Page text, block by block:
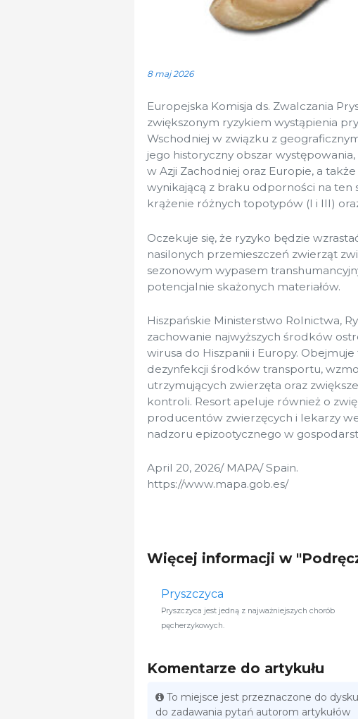
8 maj 2026
Europejska Komisja ds. Zwalczania
zwiększonym ryzykiem wystąpienia
Wschodniej w związku z
jego historyczny obszar
w Azji Zachodniej oraz Europie, a
wynikającą z braku odporności na
krążenie różnych topotypów (I i III)
Oczekuje się, że ryzyko będzie
nasilonych przemieszczeń zwierząt
sezonowym wypasem
potencjalnie skażonych materiałów.
Hiszpańskie Ministerstwo Rolnictwa,
zachowanie najwyższych środków
wirusa do Hiszpanii i Europy.
dezynfekcji środków transportu,
utrzymujących zwierzęta oraz
kontroli. Resort apeluje również o
producentów zwierzęcych i lekarzy
nadzoru epizootycznego w
April 20, 2026/ MAPA/ Spain.
https://www.mapa.gob.es/
Więcej informacji w
Pryszczyca
Pryszczyca jest jedną z najważniejszych chorób
pęcherzykowych.
Komentarze do artykułu
To miejsce jest przeznaczone do
do zadawania pytań autorom artykułów